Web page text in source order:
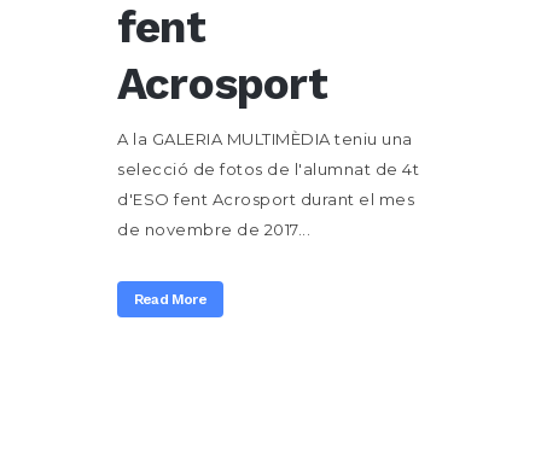
fent
Acrosport
A la GALERIA MULTIMÈDIA teniu una
selecció de fotos de l'alumnat de 4t
d'ESO fent Acrosport durant el mes
de novembre de 2017...
Read More